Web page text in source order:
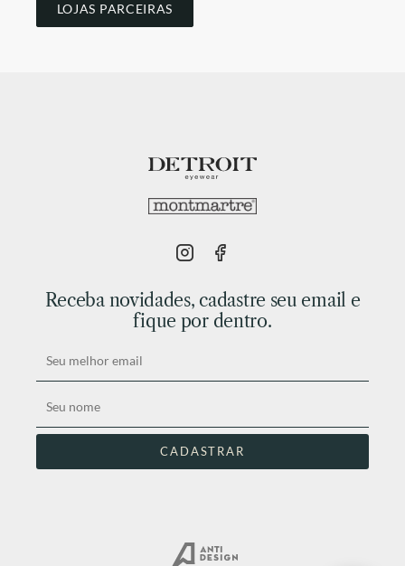
LOJAS PARCEIRAS
Receba novidades, cadastre seu email e
fique por dentro.